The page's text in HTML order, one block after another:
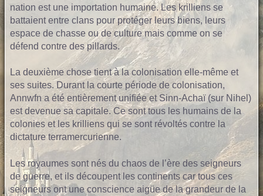
nation est une importation humaine. Les krilliens se
battaient entre clans pour protéger leurs biens, leurs
espace de chasse ou de culture mais comme on se
défend contre des pillards.
La deuxième chose tient à la colonisation elle-même et
ses suites. Durant la courte période de colonisation,
Annwfn a été entièrement unifiée et Sinn-Achaï (sur Nihel)
est devenue sa capitale. Ce sont tous les humains de la
colonies et les krilliens qui se sont révoltés contre la
dictature terramercurienne.
Les royaumes sont nés du chaos de l’ère des seigneurs
de guerre, et ils découpent les continents car tous ces
seigneurs ont une conscience aigüe de la grandeur de la